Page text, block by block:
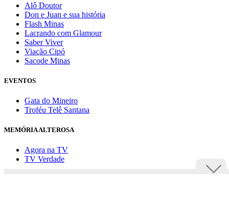
Alô Doutor
Don e Juan e sua história
Flash Minas
Lacrando com Glamour
Saber Viver
Viação Cipó
Sacode Minas
EVENTOS
Gata do Mineiro
Troféu Telê Santana
MEMÓRIA ALTEROSA
Agora na TV
TV Verdade